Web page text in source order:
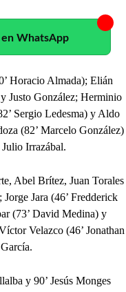
WhatsApp
Horacio Almada); Elián
Justo González; Herminio
Sergio Ledesma) y Aldo
(82’ Marcelo González)
Julio Irrazábal.
Abel Brítez, Juan Torales
Jara (46’ Fredderick
(73’ David Medina) y
Velazco (46’ Jonathan
y 90’ Jesús Monges